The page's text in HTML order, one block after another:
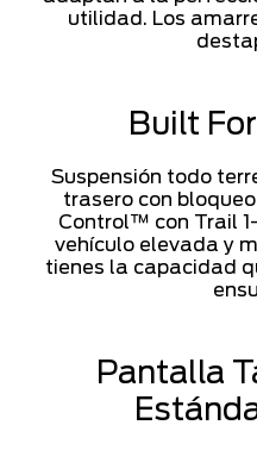
utilidad. Los
Built
Suspensión todo
trasero con
Control™ con Trail
vehículo elevada y
tienes la capacidad
Pantalla